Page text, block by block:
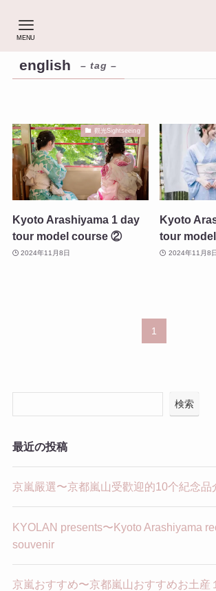
MENU
english – tag –
觀光Sightseeing
Kyoto Arashiyama 1 day
tour model course ②
2024年11月8日
Kyoto
tour
2024年11月8日
1
検索
最近の投稿
京嵐嚴選〜京都嵐山受歡迎的10个紀念品
KYOLAN presents〜Kyoto Arashiyama
souvenir
京嵐おすすめ〜京都嵐山おすすめお土産